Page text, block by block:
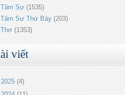
Tâm Sự (1535)
Tâm Sự Thứ Bảy (203)
Thơ (1353)
viết
2025 (4)